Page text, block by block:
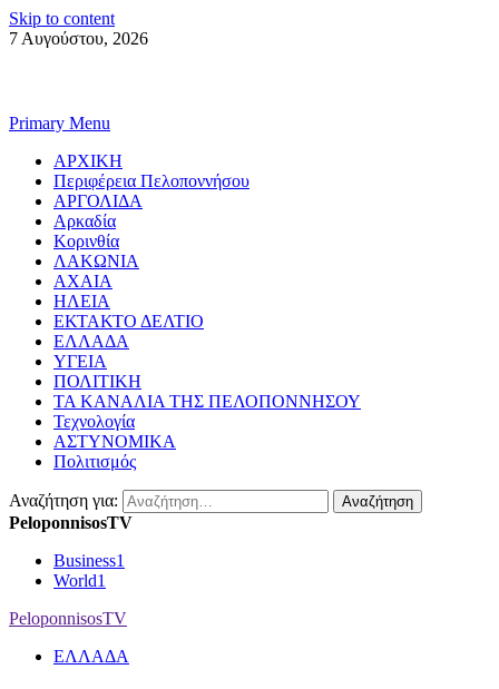
Skip to content
7 Αυγούστου, 2026
Primary Menu
ΑΡΧΙΚΗ
Περιφέρεια Πελοποννήσου
ΑΡΓΟΛΙΔΑ
Αρκαδία
Κορινθία
ΛΑΚΩΝΙΑ
ΑΧΑΙΑ
ΗΛΕΙΑ
ΕΚΤΑΚΤΟ ΔΕΛΤΙΟ
ΕΛΛΑΔΑ
ΥΓΕΙΑ
ΠΟΛΙΤΙΚΗ
ΤΑ ΚΑΝΑΛΙΑ ΤΗΣ ΠΕΛΟΠΟΝΝΗΣΟΥ
Τεχνολογία
ΑΣΤΥΝΟΜΙΚΑ
Πολιτισμός
Αναζήτηση για:
PeloponnisosTV
Business1
World1
PeloponnisosTV
ΕΛΛΑΔΑ